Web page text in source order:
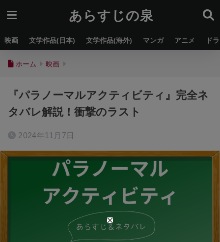
あらすじの泉
映画 文学作品(日本) 文学作品(海外) マンガ アニメ ド
ホーム 映画
『パラノーマルアクティビティ』完全ネ
タバレ解説！衝撃のラスト
2024年11月7日